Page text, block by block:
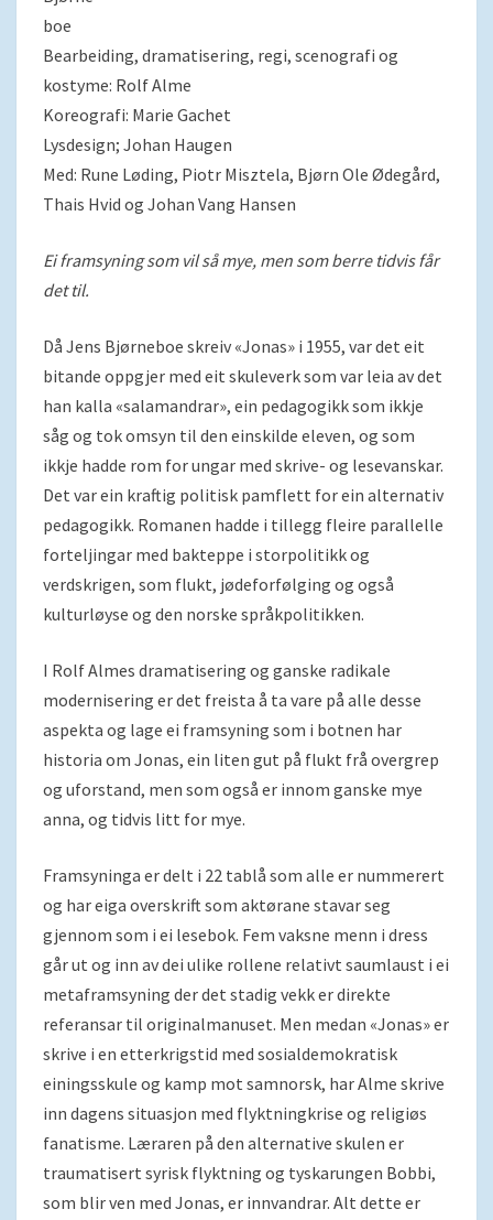
boe
Bearbeiding, dramatisering, regi, scenografi og
kostyme: Rolf Alme
Koreografi: Marie Gachet
Lysdesign; Johan Haugen
Med: Rune Løding, Piotr Misztela, Bjørn Ole Ødegård,
Thais Hvid og Johan Vang Hansen
Ei framsyning som vil så mye, men som berre tidvis får
det til.
Då Jens Bjørneboe skreiv «Jonas» i 1955, var det eit
bitande oppgjer med eit skuleverk som var leia av det
han kalla «salamandrar», ein pedagogikk som ikkje
såg og tok omsyn til den einskilde eleven, og som
ikkje hadde rom for ungar med skrive- og lesevanskar.
Det var ein kraftig politisk pamflett for ein alternativ
pedagogikk. Romanen hadde i tillegg fleire parallelle
forteljingar med bakteppe i storpolitikk og
verdskrigen, som flukt, jødeforfølging og også
kulturløyse og den norske språkpolitikken.
I Rolf Almes dramatisering og ganske radikale
modernisering er det freista å ta vare på alle desse
aspekta og lage ei framsyning som i botnen har
historia om Jonas, ein liten gut på flukt frå overgrep
og uforstand, men som også er innom ganske mye
anna, og tidvis litt for mye.
Framsyninga er delt i 22 tablå som alle er nummerert
og har eiga overskrift som aktørane stavar seg
gjennom som i ei lesebok. Fem vaksne menn i dress
går ut og inn av dei ulike rollene relativt saumlaust i ei
metaframsyning der det stadig vekk er direkte
referansar til originalmanuset. Men medan «Jonas» er
skrive i en etterkrigstid med sosialdemokratisk
einingsskule og kamp mot samnorsk, har Alme skrive
inn dagens situasjon med flyktningkrise og religiøs
fanatisme. Læraren på den alternative skulen er
traumatisert syrisk flyktning og tyskarungen Bobbi,
som blir ven med Jonas, er innvandrar. Alt dette er